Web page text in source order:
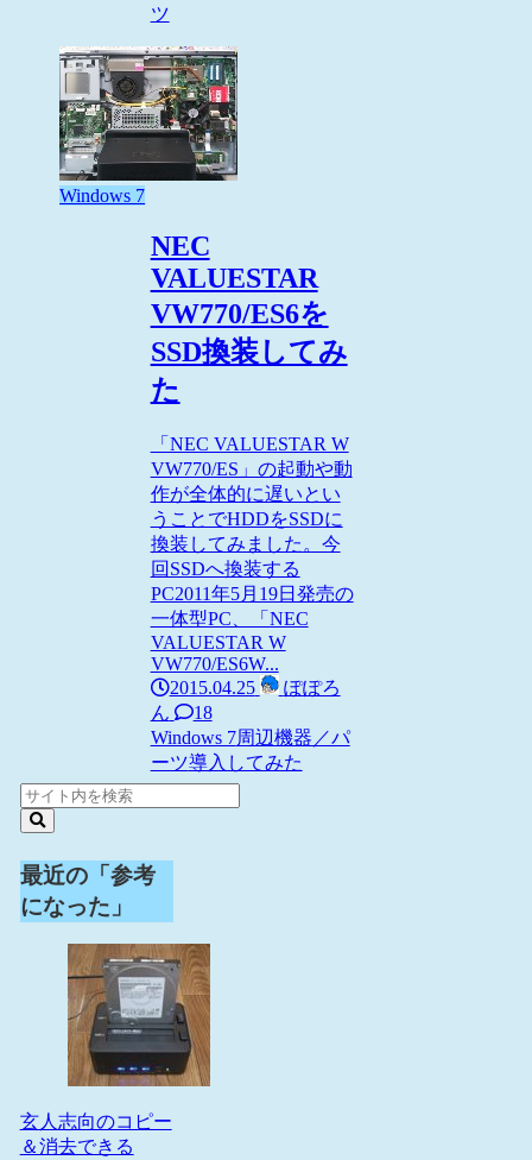
ツ
Windows 7
NEC
VALUESTAR
VW770/ES6を
SSD換装してみ
た
「NEC VALUESTAR W
VW770/ES」の起動や動
作が全体的に遅いとい
うことでHDDをSSDに
換装してみました。今
回SSDへ換装する
PC2011年5月19日発売の
一体型PC、「NEC
VALUESTAR W
VW770/ES6W...
2015.04.25
ぽぽろ
ん
18
Windows 7周辺機器／パ
ーツ導入してみた
最近の「参考
になった」
玄人志向のコピー
＆消去できる